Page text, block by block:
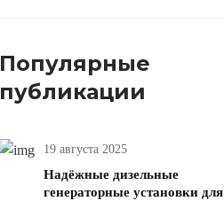
Популярные
публикации
19 августа 2025
Надёжные дизельные
генераторные установки для